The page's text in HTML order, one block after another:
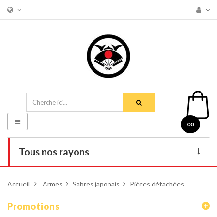
00
Tous nos rayons
Armes
Basculer
la
navigation
Accueil > Armes > Sabres japonais > Pièces détachées
Promotions